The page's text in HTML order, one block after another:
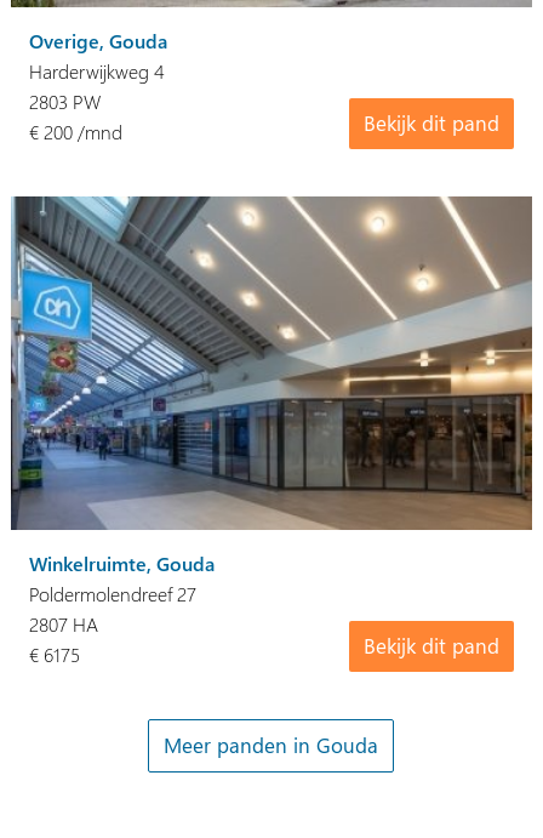
Overige, Gouda
Harderwijkweg 4
Bekijk dit pand
2803 PW
€ 200 /mnd
Winkelruimte, Gouda
Poldermolendreef 27
Bekijk dit pand
2807 HA
€ 6175
Meer panden in Gouda